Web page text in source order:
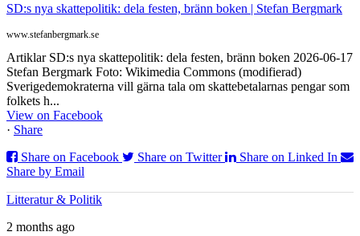
SD:s nya skattepolitik: dela festen, bränn boken | Stefan Bergmark
www.stefanbergmark.se
Artiklar SD:s nya skattepolitik: dela festen, bränn boken 2026-06-17
Stefan Bergmark Foto: Wikimedia Commons (modifierad)
Sverigedemokraterna vill gärna tala om skattebetalarnas pengar som
folkets h...
View on Facebook
· Share
Share on Facebook
Share on Twitter
Share on Linked In
Share by Email
Litteratur & Politik
2 months ago